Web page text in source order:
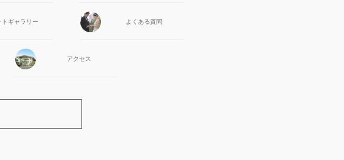
ト ギャラリー よくある質問
アクセス